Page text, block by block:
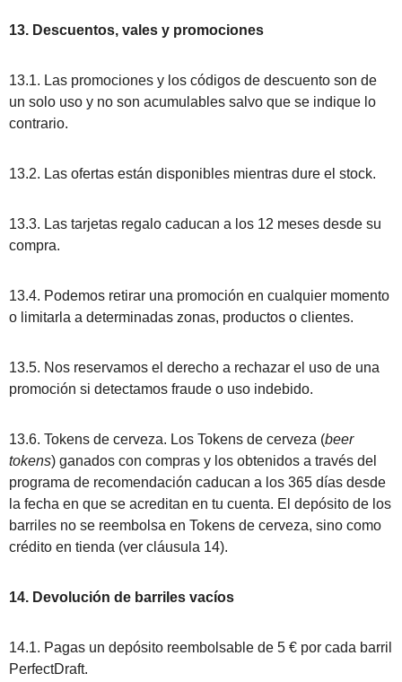
13. Descuentos, vales y promociones
13.1. Las promociones y los códigos de descuento son de
un solo uso y no son acumulables salvo que se indique lo
contrario.
13.2. Las ofertas están disponibles mientras dure el stock.
13.3. Las tarjetas regalo caducan a los 12 meses desde su
compra.
13.4. Podemos retirar una promoción en cualquier momento
o limitarla a determinadas zonas, productos o clientes.
13.5. Nos reservamos el derecho a rechazar el uso de una
promoción si detectamos fraude o uso indebido.
13.6. Tokens de cerveza. Los Tokens de cerveza (beer
tokens) ganados con compras y los obtenidos a través del
programa de recomendación caducan a los 365 días desde
la fecha en que se acreditan en tu cuenta. El depósito de los
barriles no se reembolsa en Tokens de cerveza, sino como
crédito en tienda (ver cláusula 14).
14. Devolución de barriles vacíos
14.1. Pagas un depósito reembolsable de 5 € por cada barril
PerfectDraft.